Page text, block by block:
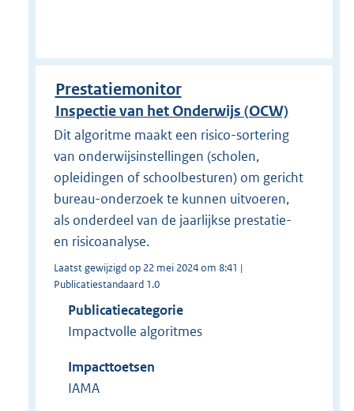
Prestatiemonitor
Inspectie van het Onderwijs (OCW)
Dit algoritme maakt een risico-sortering
van onderwijsinstellingen (scholen,
opleidingen of schoolbesturen) om gericht
bureau-onderzoek te kunnen uitvoeren,
als onderdeel van de jaarlijkse prestatie-
en risicoanalyse.
Laatst gewijzigd op 22 mei 2024 om 8:41 |
Publicatiestandaard 1.0
Publicatiecategorie
Impactvolle algoritmes
Impacttoetsen
IAMA